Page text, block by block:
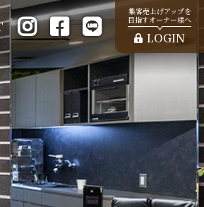
集客売上げアップを
目指すオーナー様へ
LOGIN